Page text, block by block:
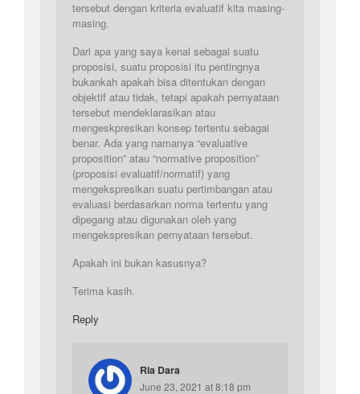
tersebut dengan kriteria evaluatif kita masing-
masing.
Dari apa yang saya kenal sebagai suatu
proposisi, suatu proposisi itu pentingnya
bukankah apakah bisa ditentukan dengan
objektif atau tidak, tetapi apakah pernyataan
tersebut mendeklarasikan atau
mengeskpresikan konsep tertentu sebagai
benar. Ada yang namanya “evaluative
proposition” atau “normative proposition”
(proposisi evaluatif/normatif) yang
mengekspresikan suatu pertimbangan atau
evaluasi berdasarkan norma tertentu yang
dipegang atau digunakan oleh yang
mengekspresikan pernyataan tersebut.
Apakah ini bukan kasusnya?
Terima kasih.
Reply
Ria Dara
June 23, 2021 at 8:18 pm